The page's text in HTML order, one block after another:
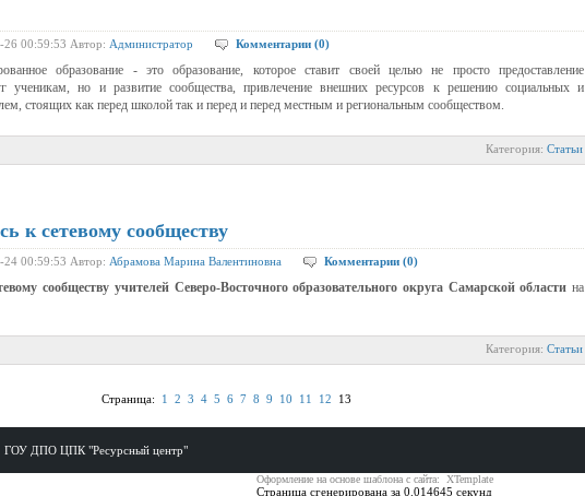
26 00:59:53 Автор: Администратор Комментарии (0)
образование - это образование, которое ставит своей целью не просто предоставление
ученикам, но и развитие сообщества, привлечение внешних ресурсов к решению социальных и
стоящих как перед школой так и перед и перед местным и региональным сообществом.
Категория: Статьи
к сетевому сообществу
24 00:59:53 Автор: Абрамова Марина Валентиновна Комментарии (0)
сообществу учителей Северо-Восточного образовательного округа Самарской области на
Категория: Статьи
Страница: 1 2 3 4 5 6 7 8 9 10 11 12 13
ГОУ ДПО ЦПК "Ресурсный центр"
Оформление на основе шаблона с сайта: XTemplate
Страница сгенерирована за 0.014645 секунд